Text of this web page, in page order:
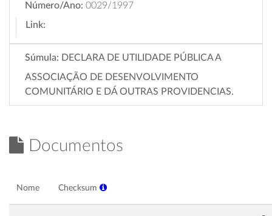
Número/Ano: 0029/1997
Link:
Súmula: DECLARA DE UTILIDADE PÚBLICA A
ASSOCIAÇÃO DE DESENVOLVIMENTO
COMUNITÁRIO E DÁ OUTRAS PROVIDENCIAS.
Documentos
Nome Checksum